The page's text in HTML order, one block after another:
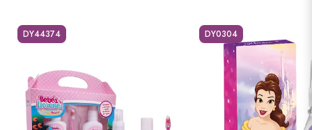
DY44374 DY0304